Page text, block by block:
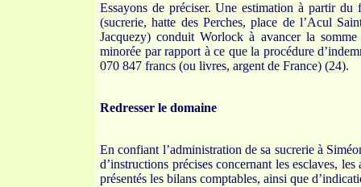
Essayons de préciser. Une estimation à partir
(sucrerie, hatte des Perches, place de l’Acul
Jacquezy) conduit Worlock à avancer la
minorée par rapport à ce que la procédure
070 847 francs (ou livres, argent de France) (24).
Redresser le domaine
En confiant l’administration de sa sucrerie à
d’instructions précises concernant les esclaves,
présentés les bilans comptables, ainsi que